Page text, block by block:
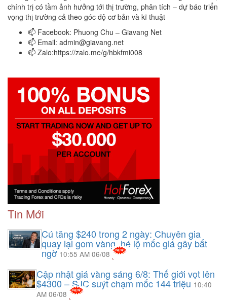
chính trị có tầm ảnh hưởng tới thị trường, phân tích – dự báo triển
vọng thị trường cả theo góc độ cơ bản và kĩ thuật
📫 Facebook: Phuong Chu – Giavang Net
📫 Email: admin@giavang.net
📫 Zalo:https://zalo.me/g/hbkfmi008
Tin Mới
Cú tăng $240 trong 2 ngày: Chuyên gia
quay lại gom vàng, hé lộ mốc giá gây bất
ngờ10:55 AM 06/08
Cập nhật giá vàng sáng 6/8: Thế giới vọt lên
$4300 – SJC suýt chạm mốc 144 triệu 10:40
AM 06/08